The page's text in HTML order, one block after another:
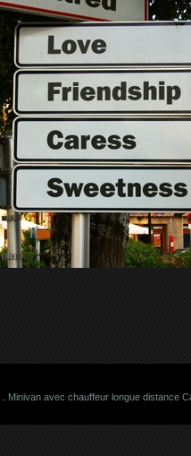
Minivan avec chauffeur longue distance